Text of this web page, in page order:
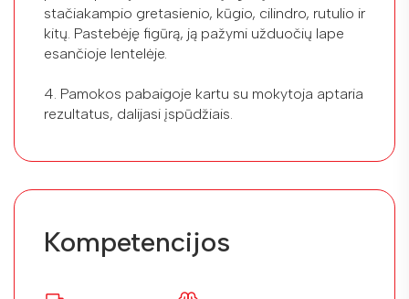
stačiakampio gretasienio, kūgio, cilindro, rutulio ir
kitų. Pastebėję figūrą, ją pažymi užduočių lape
esančioje lentelėje.
4. Pamokos pabaigoje kartu su mokytoja aptaria
rezultatus, dalijasi įspūdžiais.
Kompetencijos